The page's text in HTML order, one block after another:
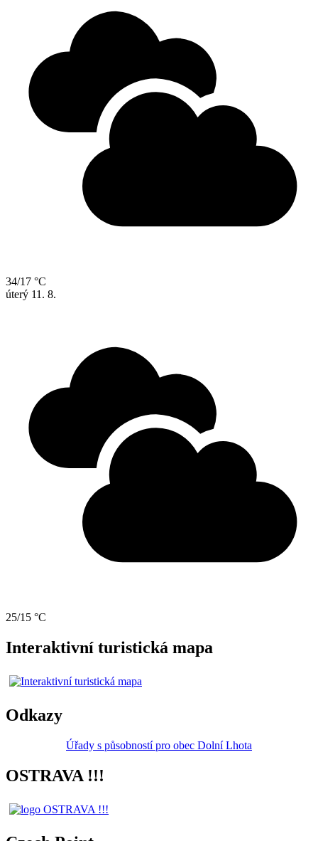
34/17 °C
úterý 11. 8.
25/15 °C
Interaktivní turistická mapa
Odkazy
Úřady s působností pro obec Dolní Lhota
OSTRAVA !!!